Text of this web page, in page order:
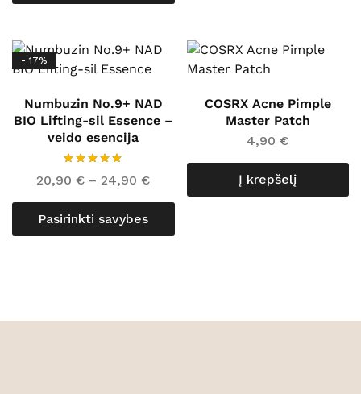
- 17%
Numbuzin No.9+ NAD
BIO Lifting-sil Essence –
veido esencija
20,90€ – 24,90€
Pasirinkti savybes
COSRX Acne Pimple
Master Patch
4,90€
Į krepšelį